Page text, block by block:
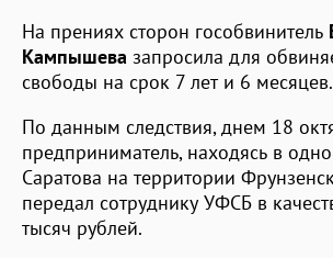
На прениях сторон гособвинитель
Кампышева запросила для
свободы на срок 7 лет и 6 месяцев.
По данным следствия, днем 18
предприниматель, находясь в
Саратова на территории
передал сотруднику УФСБ в
тысяч рублей.